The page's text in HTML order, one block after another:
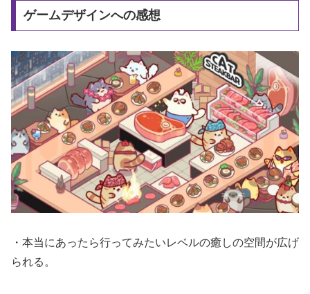
ゲームデザインへの感想
・本当にあったら行ってみたいレベルの癒しの空間が広げ
られる。